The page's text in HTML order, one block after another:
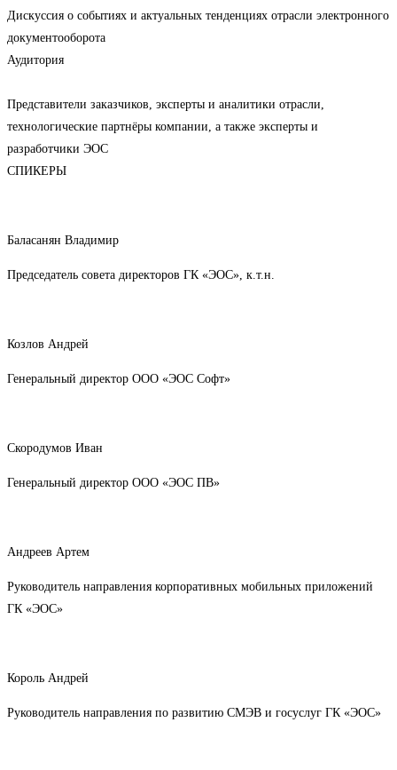
Дискуссия о событиях и актуальных тенденциях отрасли электронного
документооборота
Аудитория
Представители заказчиков, эксперты и аналитики отрасли,
технологические партнёры компании, а также эксперты и
разработчики ЭОС
СПИКЕРЫ
Баласанян Владимир
Председатель совета директоров ГК «ЭОС», к.т.н.
Козлов Андрей
Генеральный директор ООО «ЭОС Софт»
Скородумов Иван
Генеральный директор ООО «ЭОС ПВ»
Андреев Артем
Руководитель направления корпоративных мобильных приложений
ГК «ЭОС»
Король Андрей
Руководитель направления по развитию СМЭВ и госуслуг ГК «ЭОС»